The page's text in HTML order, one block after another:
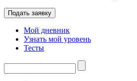
Мой дневник
Узнать мой уровень
Тесты